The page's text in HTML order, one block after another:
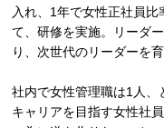
入れ、1年で女性正社員
て、研修を実施。リーダ
り、次世代のリーダーを育
社内で女性管理職は1人、
キャリアを目指す女性社